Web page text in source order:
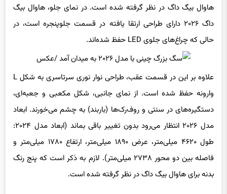
داگ ۲۰۲۶ دارای طراحی ارتقا یافته در قسمت جلوپنجره است، در
حالی که چراغ‌های جلوی LED حفظ شده‌اند.
وارونه حفظ شده است. از نمای جانبی، شکل مکعبی و جعبه‌ای،
دستگیره‌های در سنتی و روف‌رک‌ها (باربند) به چشم می‌خورند. ابعاد
مدل ۲۰۲۶ انتظار می‌رود بدون تغییر باقی بماند (ابعاد مدل ۲۰۲۴:
طول ۴۶۲۰ میلی‌متر، عرض ۱۸۹۰ میلی‌متر، ارتفاع ۱۷۸۰ میلی‌متر و
فاصله بین دو محور ۲۷۳۸ میلی‌متر). لازم به ذکر است که پنج رنگ
بدنه برای هاوال بیگ داگ در نظر گرفته شده است.
ارتقای کابین و پیشرانه